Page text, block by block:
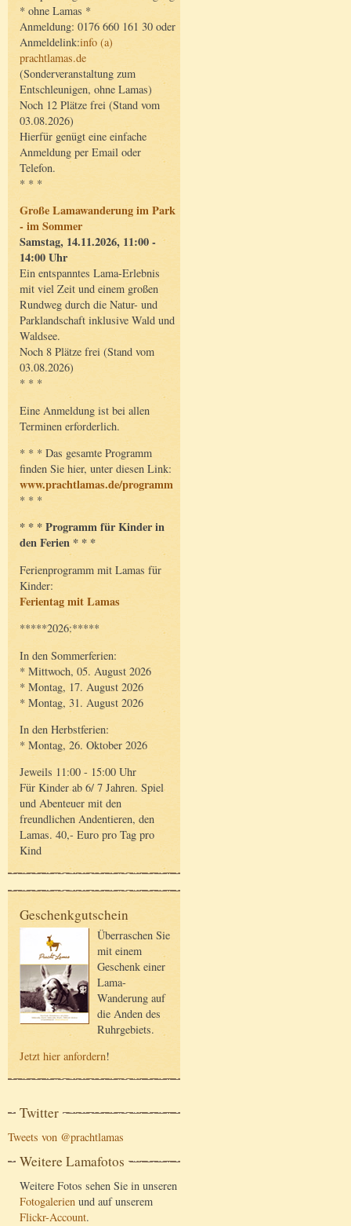
* ohne Lamas *
Anmeldung: 0176 660 161 30 oder
Anmeldelink:info (a)
prachtlamas.de
(Sonderveranstaltung zum
Entschleunigen, ohne Lamas)
Noch 12 Plätze frei (Stand vom
03.08.2026)
Hierfür genügt eine einfache
Anmeldung per Email oder
Telefon.
* * *
Große Lamawanderung im Park
- im Sommer
Samstag, 14.11.2026, 11:00 -
14:00 Uhr
Ein entspanntes Lama-Erlebnis
mit viel Zeit und einem großen
Rundweg durch die Natur- und
Parklandschaft inklusive Wald und
Waldsee.
Noch 8 Plätze frei (Stand vom
03.08.2026)
* * *
Eine Anmeldung ist bei allen
Terminen erforderlich.
* * * Das gesamte Programm
finden Sie hier, unter diesen Link:
www.prachtlamas.de/programm
* * *
* * * Programm für Kinder in
den Ferien * * *
Ferienprogramm mit Lamas für
Kinder:
Ferientag mit Lamas
*****2026:*****
In den Sommerferien:
* Mittwoch, 05. August 2026
* Montag, 17. August 2026
* Montag, 31. August 2026
In den Herbstferien:
* Montag, 26. Oktober 2026
Jeweils 11:00 - 15:00 Uhr
Für Kinder ab 6/ 7 Jahren. Spiel
und Abenteuer mit den
freundlichen Andentieren, den
Lamas. 40,- Euro pro Tag pro
Kind
Geschenkgutschein
Überraschen Sie
mit einem
Geschenk einer
Lama-
Wanderung auf
die Anden des
Ruhrgebiets.
Jetzt hier anfordern!
Twitter
Tweets von @prachtlamas
Weitere Lamafotos
Weitere Fotos sehen Sie in unseren
Fotogalerien und auf unserem
Flickr-Account.